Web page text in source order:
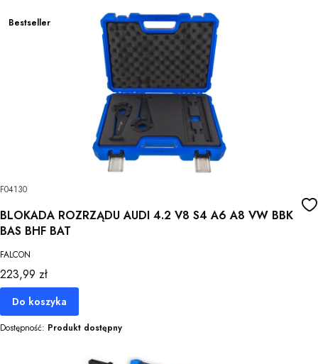
Bestseller
F04130
BLOKADA ROZRZĄDU AUDI 4.2 V8 S4 A6 A8 VW BBK
BAS BHF BAT
FALCON
Cena
223,99 zł
Do koszyka
Dostępność: Produkt dostępny